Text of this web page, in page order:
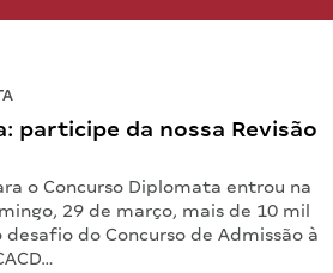
participe da nossa Revisão
o Concurso Diplomata entrou na
29 de março, mais de 10 mil
do Concurso de Admissão à